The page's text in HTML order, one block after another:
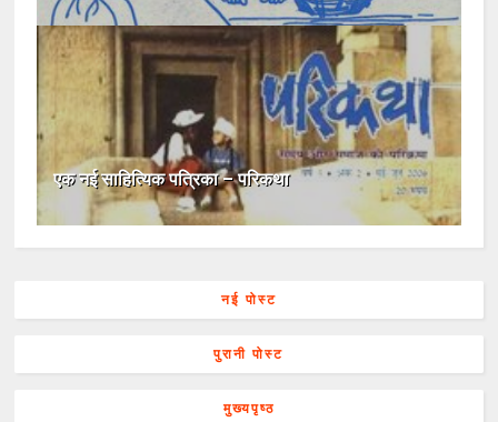
एक नई साहित्यिक पत्रिका – परिकथा
नई पोस्ट
पुरानी पोस्ट
मुख्यपृष्ठ